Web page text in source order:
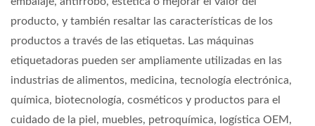
producto, y también resaltar las características de los
productos a través de las etiquetas. Las máquinas
etiquetadoras pueden ser ampliamente utilizadas en las
industrias de alimentos, medicina, tecnología electrónica,
química, biotecnología, cosméticos y productos para el
cuidado de la piel, muebles, petroquímica, logística OEM,